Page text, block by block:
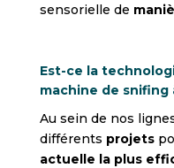
sensorielle de
Est-ce la
machine de
Au sein de nos
différents projets
actuelle la plus